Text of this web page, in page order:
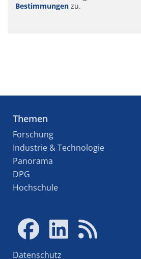
Bestimmungen zu.
Themen
Forschung
Industrie & Technologie
Panorama
DPG
Hochschule
Datenschutz